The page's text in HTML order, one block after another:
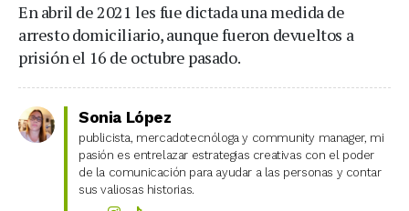
En abril de 2021 les fue dictada una medida de
arresto domiciliario, aunque fueron devueltos a
prisión el 16 de octubre pasado.
Sonia López
publicista, mercadotecnóloga y community manager, mi
pasión es entrelazar estrategias creativas con el poder
de la comunicación para ayudar a las personas y contar
sus valiosas historias.